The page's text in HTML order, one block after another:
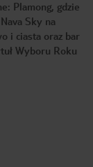
Plamong, gdzie
Sky na
i ciasta oraz bar
Wyboru Roku